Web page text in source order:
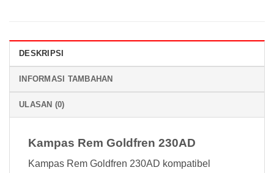
DESKRIPSI
INFORMASI TAMBAHAN
ULASAN (0)
Kampas Rem Goldfren 230AD
Kampas Rem Goldfren 230AD kompatibel